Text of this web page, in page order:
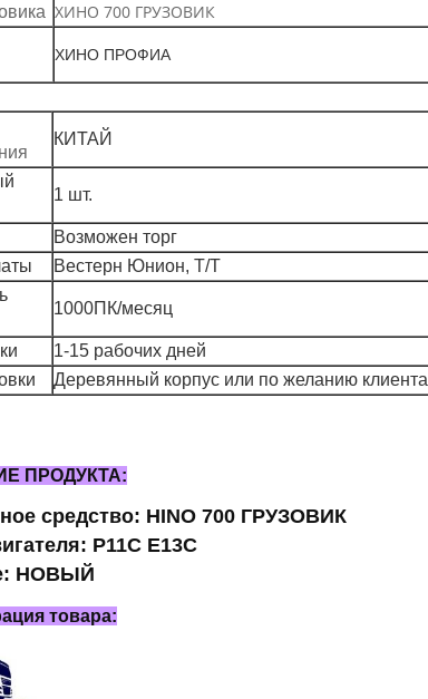
ХИНО 700 ГРУЗОВИК
ХИНО ПРОФИА
КИТАЙ
1 шт.
Возможен торг
Вестерн Юнион, Т/Т
1000ПК/месяц
1-15 рабочих дней
Деревянный корпус или по желанию клиента
ПРОДУКТА:
средство: HINO 700 ГРУЗОВИК
P11C E13C
НОВЫЙ
товара: